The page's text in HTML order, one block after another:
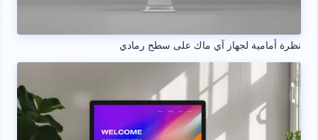
نظرة أمامية لجهاز آي ماك على سطح رمادي